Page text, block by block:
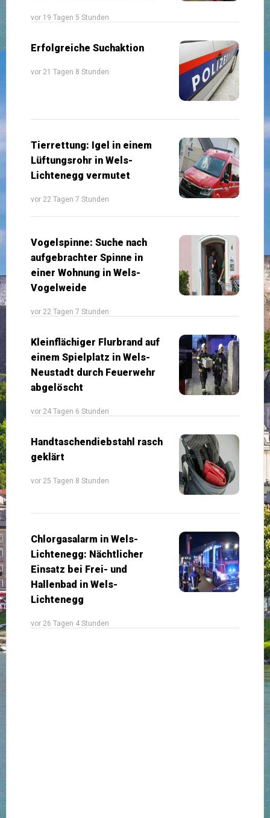
vor 19 Tagen 5 Stunden
Erfolgreiche Suchaktion
vor 21 Tagen 8 Stunden
Tierrettung: Igel in einem
Lüftungsrohr in Wels-
Lichtenegg vermutet
vor 22 Tagen 7 Stunden
Vogelspinne: Suche nach
aufgebrachter Spinne in
einer Wohnung in Wels-
Vogelweide
vor 22 Tagen 7 Stunden
Kleinflächiger Flurbrand auf
einem Spielplatz in Wels-
Neustadt durch Feuerwehr
abgelöscht
vor 24 Tagen 6 Stunden
Handtaschendiebstahl rasch
geklärt
vor 25 Tagen 8 Stunden
Chlorgasalarm in Wels-
Lichtenegg: Nächtlicher
Einsatz bei Frei- und
Hallenbad in Wels-
Lichtenegg
vor 26 Tagen 4 Stunden